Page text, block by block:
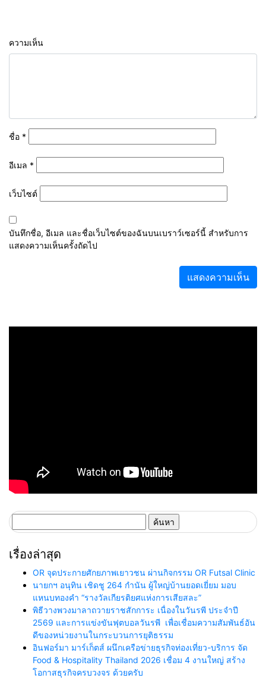
ความเห็น
ชื่อ *
อีเมล *
เว็บไซต์
บันทึกชื่อ, อีเมล และชื่อเว็บไซต์ของฉันบนเบราว์เซอร์นี้ สำหรับการ
แสดงความเห็นครั้งถัดไป
สำหรับ:
เรื่องล่าสุด
OR จุดประกายศักยภาพเยาวชน ผ่านกิจกรรม OR Futsal Clinic
นายกฯ อนุทิน เชิดชู 264 กำนัน ผู้ใหญ่บ้านยอดเยี่ยม มอบ
แหนบทองคำ “รางวัลเกียรติยศแห่งการเสียสละ”
พิธีวางพวงมาลาถวายราชสักการะ เนื่องในวันรพี ประจำปี
2569 และการแข่งขันฟุตบอลวันรพี เพื่อเชื่อมความสัมพันธ์อัน
ดีของหน่วยงานในกระบวนการยุติธรรม
อินฟอร์มา มาร์เก็ตส์ ผนึกเครือข่ายธุรกิจท่องเที่ยว-บริการ จัด
Food & Hospitality Thailand 2026 เชื่อม 4 งานใหญ่ สร้าง
โอกาสธุรกิจครบวงจร ด้วยครับ